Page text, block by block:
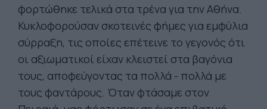
φορτώθηκε τελικά στα τρένα για την Αθήνα.
Κυκλοφορούσαν σκοτεινές φήμες για εμφύλια
σύρραξη, τις οποίες επέτεινε το γεγονός ότι
οι αξιωματικοί είχαν κλειστεί στα βαγόνια
τους, αποφεύγοντας τα πολλά - πολλά με
τους φαντάρους. Όταν φτάσαμε στον